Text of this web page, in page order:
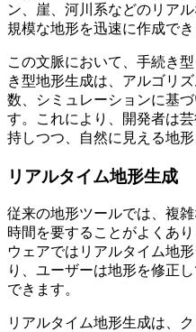
ン、崖、河川系などのリア
規模な地形を迅速に作成でき
この文脈において、手続き
き型地形生成は、アルゴリ
数、シミュレーションに基
す。これにより、開発者は
持しつつ、自然に見える地
リアルタイム地形生成
従来の地形ツールでは、複
時間を要することがよくあ
ウェアではリアルタイム地
り、ユーザーは地形を修正
できます。
リアルタイム地形生成は、